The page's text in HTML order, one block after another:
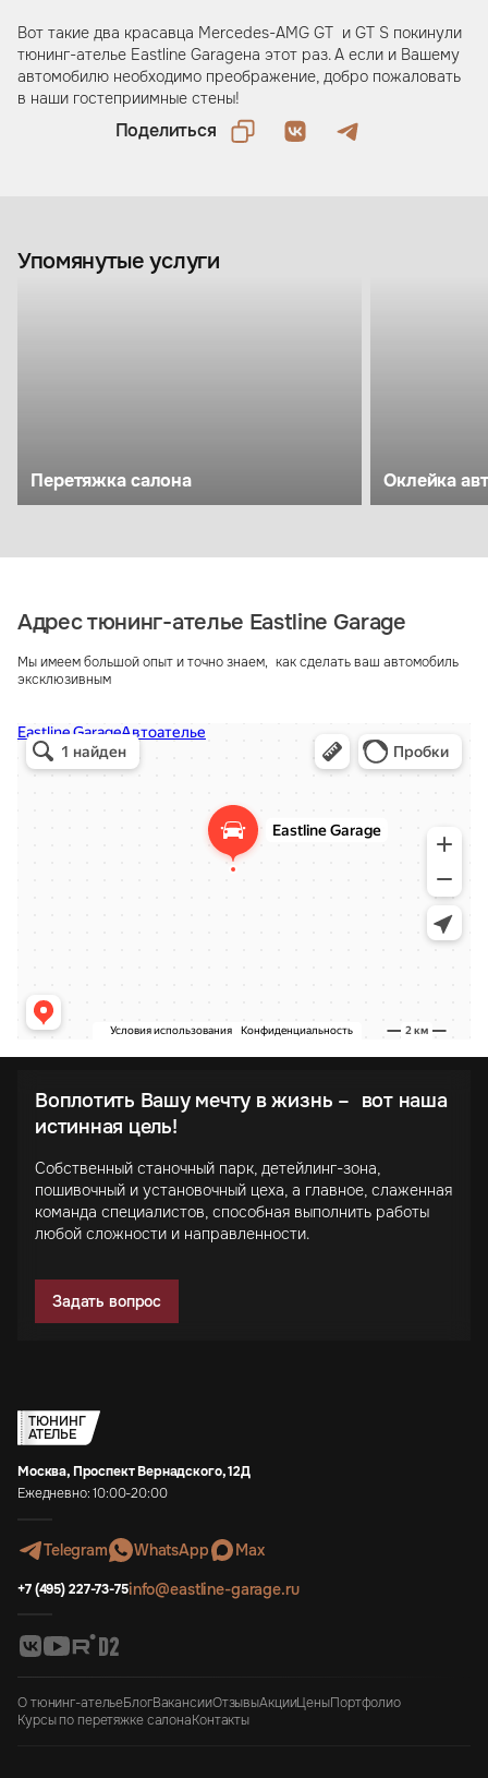
Вот такие два красавца Mercedes-AMG GT и GT S покинули
тюнинг-ателье Eastline Garageна этот раз. А если и Вашему
автомобилю необходимо преображение, добро пожаловать
в наши гостеприимные стены!
Поделиться
Упомянутые услуги
Перетяжка салона Оклейка
Адрес тюнинг-ателье Eastline Garage
Мы имеем большой опыт и точно знаем, как сделать ваш автомобиль
эксклюзивным
Воплотить Вашу мечту в жизнь – вот наша
истинная цель!
Собственный станочный парк, детейлинг-зона,
пошивочный и установочный цеха, а главное, слаженная
команда специалистов, способная выполнить работы
любой сложности и направленности.
Задать вопрос
ТЮНИНГ
АТЕЛЬЕ
Москва, Проспект Вернадского, 12Д
Ежедневно: 10:00-20:00
Telegram WhatsApp Max
+7 (495) 227-73-75info@eastline-garage.ru
О тюнинг-ательеБлогВакансииОтзывыАкцииЦеныПортфолио
Курсы по перетяжке салонаКонтакты